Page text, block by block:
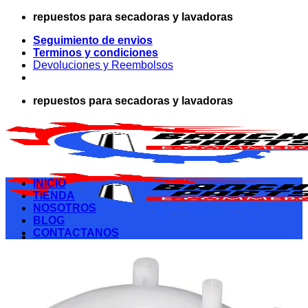
Saltar
contenido
repuestos para secadoras y lavadoras
Seguimiento de envios
Terminos y condiciones
Devoluciones y Reembolsos
repuestos para secadoras y lavadoras
Acceder
INICIO
TIENDA
NOSOTROS
BLOG
CONTACTANOS